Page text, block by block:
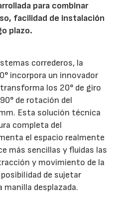
para combinar
facilidad de instalación
plazo.
correderos, la
incorpora un innovador
los 20° de giro
de rotación del
Esta solución técnica
completa del
el espacio realmente
más sencillas y fluidas las
y movimiento de la
de sujetar
desplazada.